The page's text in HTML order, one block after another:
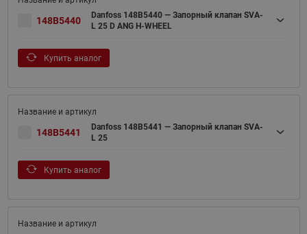
148B5440
Danfoss 148B5440 — Запорный клапан SVA-
L 25 D ANG H-WHEEL
Купить аналог
148B5441
Danfoss 148B5441 — Запорный клапан SVA-
L 25
Купить аналог